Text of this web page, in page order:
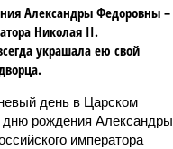
Александры Федоровны –
Николая II.
украшала ею свой
день в Царском
рождения Александры
императора